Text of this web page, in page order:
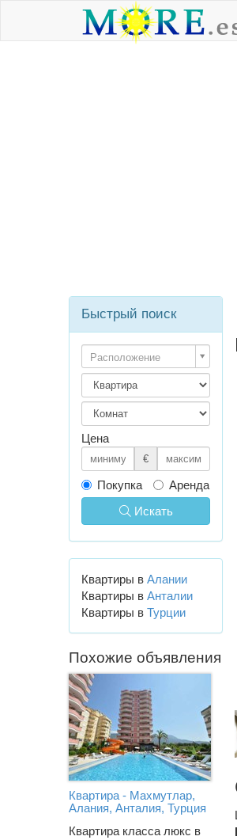
Быстрый поиск
Расположение
Цена
€
Покупка
Аренда
Искать
Квартиры в Алании
Квартиры в Анталии
Квартиры в Турции
Похожие объявления
Квартира - Махмутлар,
Алания, Анталия, Турция
Квартира класса люкс в